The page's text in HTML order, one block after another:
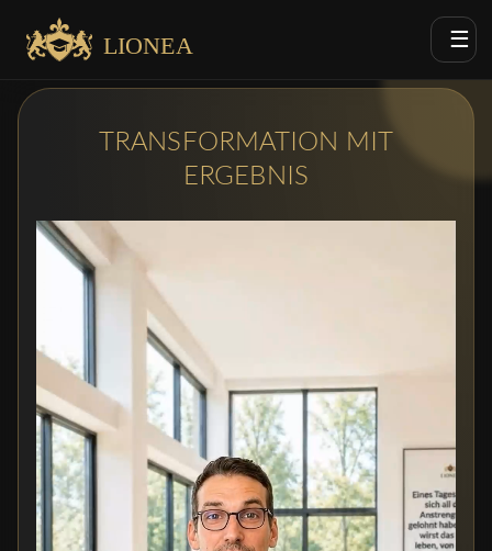
LIONEA ☰
TRANSFORMATION MIT
ERGEBNIS